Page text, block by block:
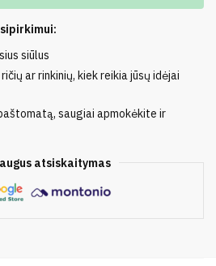
siūlus
ar rinkinių, kiek reikia jūsų idėjai
saugiai apmokėkite ir
atsiskaitymas